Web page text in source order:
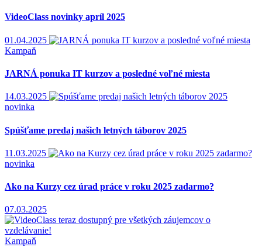
VideoClass novinky apríl 2025
01.04.2025
Kampaň
JARNÁ ponuka IT kurzov a posledné voľné miesta
14.03.2025
novinka
Spúšťame predaj našich letných táborov 2025
11.03.2025
novinka
Ako na Kurzy cez úrad práce v roku 2025 zadarmo?
07.03.2025
Kampaň